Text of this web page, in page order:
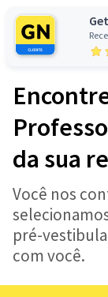
da sua
Você nos
pré-
com você.